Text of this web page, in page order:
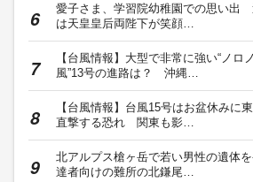
愛子さま、学習院幼稚園での思い出
は天皇皇后両陛下が笑顔…
【台風情報】大型で非常に強い“ノロ
風”13号の進路は？ 沖縄…
【台風情報】台風15号はお盆休みに
直撃する恐れ 関東も影…
北アルプス槍ヶ岳で若い男性の遺体
達者向けの難所の北鎌尾…